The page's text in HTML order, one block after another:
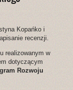
Kopańko i
recenzji.
realizowanym w
dotyczącym
Rozwoju